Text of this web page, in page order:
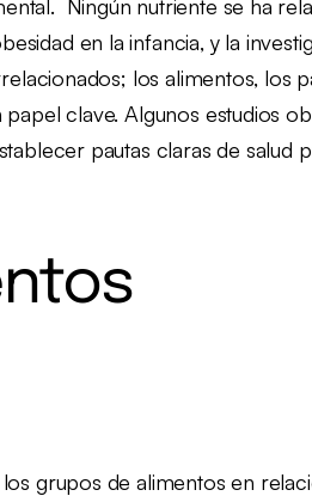
Ningún nutriente se ha
en la infancia, y la
los alimentos, los
clave. Algunos estudios
pautas claras de salud
grupos de alimentos en